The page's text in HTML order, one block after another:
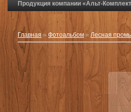
Продукция компании «Альт-
Главная » Фотоальбом» Лесная